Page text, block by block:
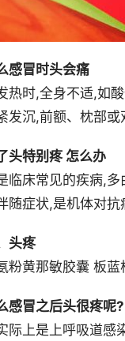
感冒时头会痛
热时,全身不适,如
发沉,前额、枕部
头特别疼 怎么办
临床常见的疾病,
随症状,是机体对
头疼
粉黄那敏胶囊 板
感冒之后头很疼呢?
际上是上呼吸道感